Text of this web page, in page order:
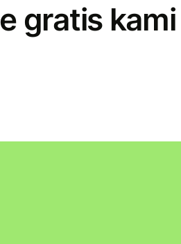
gratis kami